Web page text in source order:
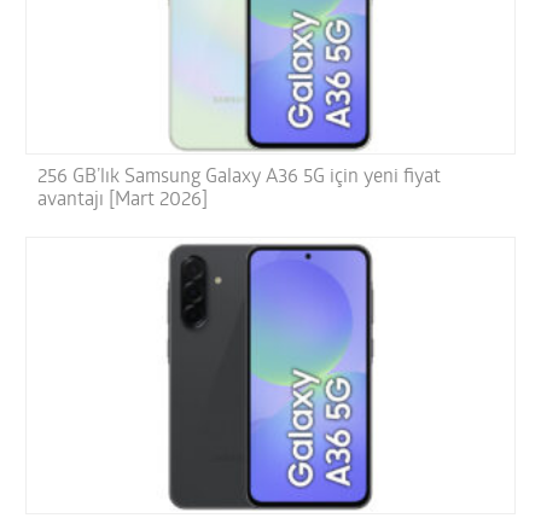
256 GB’lık Samsung Galaxy A36 5G için yeni fiyat
avantajı [Mart 2026]